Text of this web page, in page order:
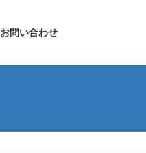
お問い合わせ